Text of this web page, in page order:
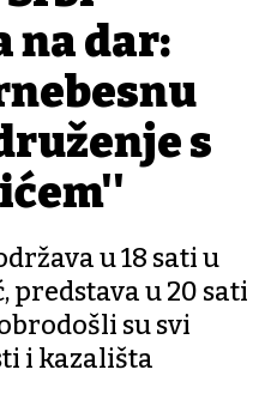
na dar:
s
u 18 sati u
predstava u 20 sati
su svi
i kazališta